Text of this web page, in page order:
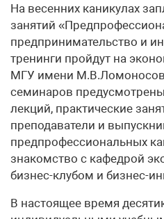
На весенних каникулах
занятий
предпринимательство и
тренинги пройдут на
МГУ имени
семинаров
лекций, практические
преподаватели и
предпрофессиональных
знакомство с кафедрой
бизнес-клубом и бизнес-
В настоящее время